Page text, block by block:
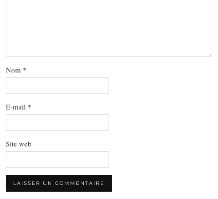
Nom *
E-mail *
Site web